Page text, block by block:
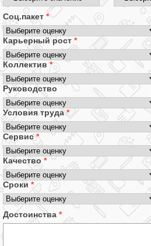
Соц.пакет *
Карьерный рост *
Коллектив *
Руководство
Условия труда *
Сервис*
Качество *
Сроки *
Достоинства *